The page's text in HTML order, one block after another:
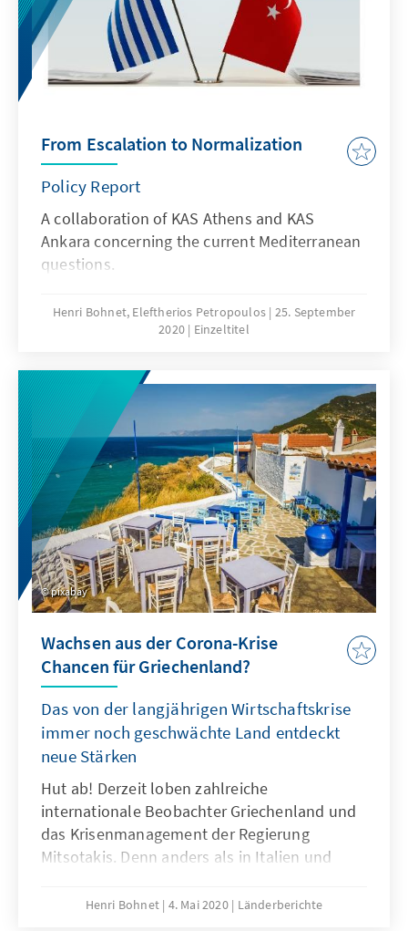
explosives Interview über sexuelle
Belästigung veröffentlichte, hat sich das
geändert.
From Escalation to Normalization
Policy Report
A collaboration of KAS Athens and KAS
Ankara concerning the current Mediterranean
questions.
Henri Bohnet, Eleftherios Petropoulos 25. September
2020
Einzeltitel
pixabay
Wachsen aus der Corona-Krise
Chancen für Griechenland?
Das von der langjährigen Wirtschaftskrise
immer noch geschwächte Land entdeckt
neue Stärken
Hut ab! Derzeit loben zahlreiche
internationale Beobachter Griechenland und
das Krisenmanagement der Regierung
Mitsotakis. Denn anders als in Italien und
vergleichbareren Staaten wie Portugal oder
Henri Bohnet 4. Mai 2020 Länderberichte